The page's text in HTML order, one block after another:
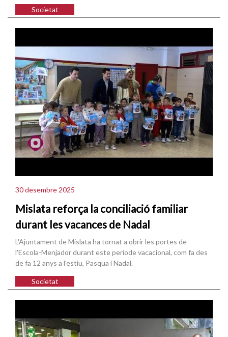
Societat
30 desembre 2025
Mislata reforça la conciliació familiar
durant les vacances de Nadal
L'Ajuntament de Mislata ha tornat a obrir les portes de
l'Escola-Menjador durant este període vacacional, com fa des
de fa 12 anys a l'estiu, Pasqua i Nadal.
Societat